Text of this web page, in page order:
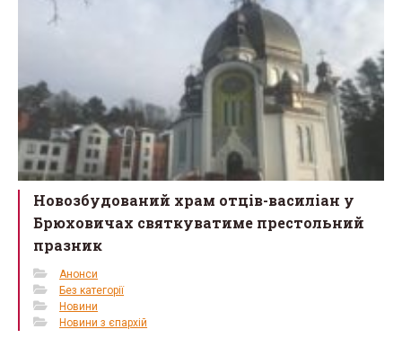
k
Новозбудований храм отців-василіан у
Брюховичах святкуватиме престольний
празник
Анонси
Без категорії
Новини
Новини з єпархій